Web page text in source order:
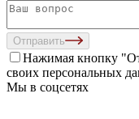
Отправить
Нажимая кнопку
своих персональных
Мы в соцсетях